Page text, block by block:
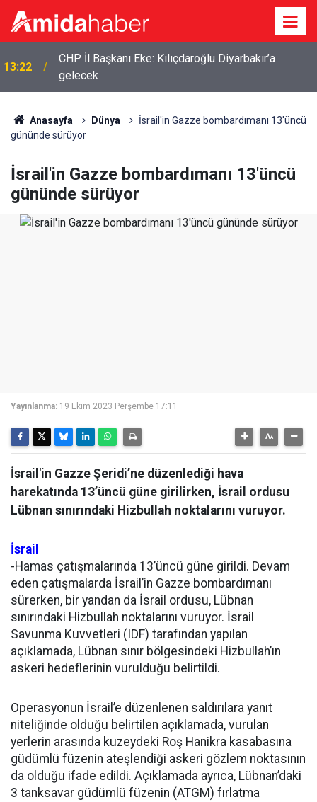
13:22
CHP İl Başkanı Eke: Kılıçdaroğlu Diyarbakır’a
gelecek
Anasayfa Dünya
İsrail'in Gazze bombardımanı 13'üncü
gününde sürüyor
İsrail'in Gazze bombardımanı 13'üncü
gününde sürüyor
Yayınlanma: 19 Ekim 2023 Perşembe 17:11
İsrail'in Gazze Şeridi’ne düzenlediği hava
harekatında 13’üncü güne girilirken, İsrail ordusu
Lübnan sınırındaki Hizbullah noktalarını vuruyor.
İsrail
-Hamas çatışmalarında 13’üncü güne girildi. Devam
eden çatışmalarda İsrail’in Gazze bombardımanı
sürerken, bir yandan da İsrail ordusu, Lübnan
sınırındaki Hizbullah noktalarını vuruyor. İsrail
Savunma Kuvvetleri (IDF) tarafından yapılan
açıklamada, Lübnan sınır bölgesindeki Hizbullah’ın
askeri hedeflerinin vurulduğu belirtildi.
Operasyonun İsrail’e düzenlenen saldırılara yanıt
niteliğinde olduğu belirtilen açıklamada, vurulan
yerlerin arasında kuzeydeki Roş Hanikra kasabasına
güdümlü füzenin ateşlendiği askeri gözlem noktasının
da olduğu ifade edildi. Açıklamada ayrıca, Lübnan’daki
3 tanksavar güdümlü füzenin (ATGM) fırlatma